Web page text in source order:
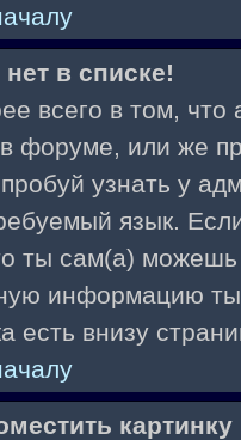
в списке!
всего в том,
в форуме, или же
узнать у
язык.
ты сам(а)
информацию
есть внизу